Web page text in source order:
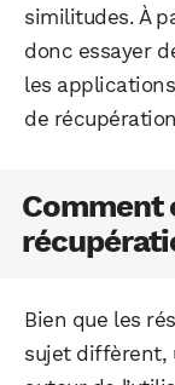
similitudes. À
donc essayer
les
de
Comment
Bien que les
sujet diffèrent,